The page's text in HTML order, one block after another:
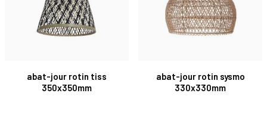
abat-jour rotin tiss
350x350mm
abat-jour rotin sysmo
330x330mm